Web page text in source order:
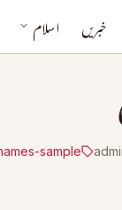
خبریں اسلام
sample